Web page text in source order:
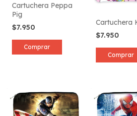
Cartuchera Peppa
Pig
$7.950
Comprar
Cartuchera
$7.950